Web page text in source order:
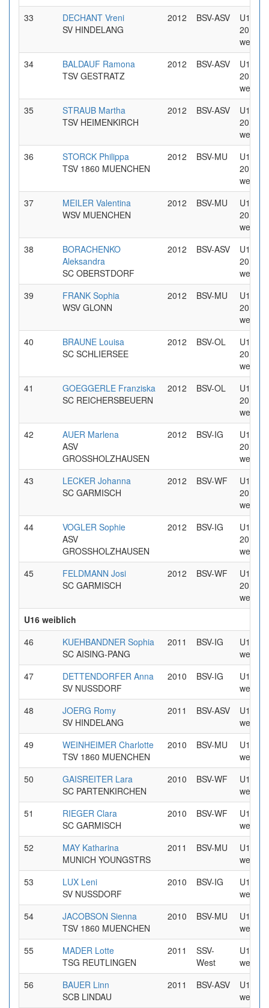
33
DECHANT Vreni
SV HINDELANG
2012 BSV-ASV
U14 Jg
2012
weiblich
34
BALDAUF Ramona
TSV GESTRATZ
2012 BSV-ASV
U14 Jg
2012
weiblich
35
STRAUB Martha
TSV HEIMENKIRCH
2012 BSV-ASV
U14 Jg
2012
weiblich
36
STORCK Philippa
TSV 1860 MUENCHEN
2012 BSV-MU
U14 Jg
2012
weiblich
37
MEILER Valentina
WSV MUENCHEN
2012 BSV-MU
U14 Jg
2012
weiblich
38
BORACHENKO
Aleksandra
SC OBERSTDORF
2012 BSV-ASV
U14 Jg
2012
weiblich
39
FRANK Sophia
WSV GLONN
2012 BSV-MU
U14 Jg
2012
weiblich
40
BRAUNE Louisa
SC SCHLIERSEE
2012 BSV-OL
U14 Jg
2012
weiblich
41
GOEGGERLE Franziska
SC REICHERSBEUERN
2012 BSV-OL
U14 Jg
2012
weiblich
42
AUER Marlena
ASV
GROSSHOLZHAUSEN
2012 BSV-IG
U14 Jg
2012
weiblich
43
LECKER Johanna
SC GARMISCH
2012 BSV-WF
U14 Jg
2012
weiblich
44
VOGLER Sophie
ASV
GROSSHOLZHAUSEN
2012 BSV-IG
U14 Jg
2012
weiblich
45
FELDMANN Josi
SC GARMISCH
2012 BSV-WF
U14 Jg
2012
weiblich
U16 weiblich
46
KUEHBANDNER Sophia
SC AISING-PANG
2011 BSV-IG
U16
weiblich
47
DETTENDORFER Anna
SV NUSSDORF
2010 BSV-IG
U16
weiblich
48
JOERG Romy
SV HINDELANG
2011 BSV-ASV
U16
weiblich
49
WEINHEIMER Charlotte
TSV 1860 MUENCHEN
2010 BSV-MU
U16
weiblich
50
GAISREITER Lara
SC PARTENKIRCHEN
2010 BSV-WF
U16
weiblich
51
RIEGER Clara
SC GARMISCH
2010 BSV-WF
U16
weiblich
52
MAY Katharina
MUNICH YOUNGSTRS
2011 BSV-MU
U16
weiblich
53
LUX Leni
SV NUSSDORF
2010 BSV-IG
U16
weiblich
54
JACOBSON Sienna
TSV 1860 MUENCHEN
2010 BSV-MU
U16
weiblich
55
MADER Lotte
TSG REUTLINGEN
2011
SSV-
West
U16
weiblich
56
BAUER Linn
SCB LINDAU
2011 BSV-ASV
U16
weiblich